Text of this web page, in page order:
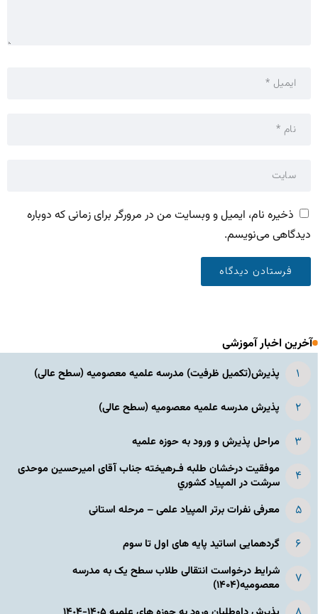
ذخیره نام، ایمیل و وبسایت من در مرورگر برای زمانی که دوباره
دیدگاهی می‌نویسم.
آخرین اخبار آموزشی
پذیرش(تکمیل ظرفیت) مدرسه علمیه معصومیه‌ (سطح عالی)
پذیرش مدرسه علمیه معصومیه‌ (سطح عالی)
مراحل پذیرش و ورود به حوزه علمیه
موفقیت درخشان طلبه فـرهیخته جناب آقای امیرحسین موحدی
سرشت در المپياد كشوري
معرفی نفرات برتر المپیاد علمی – مرحله استانی
گردهمایی اساتید پایه های اول تا سوم
شرایط درخواست انتقالی طلاب سطح یک به مدرسه
معصومیه(۱۴۰۴)